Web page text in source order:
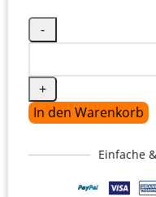
In den Warenkorb
Einfache